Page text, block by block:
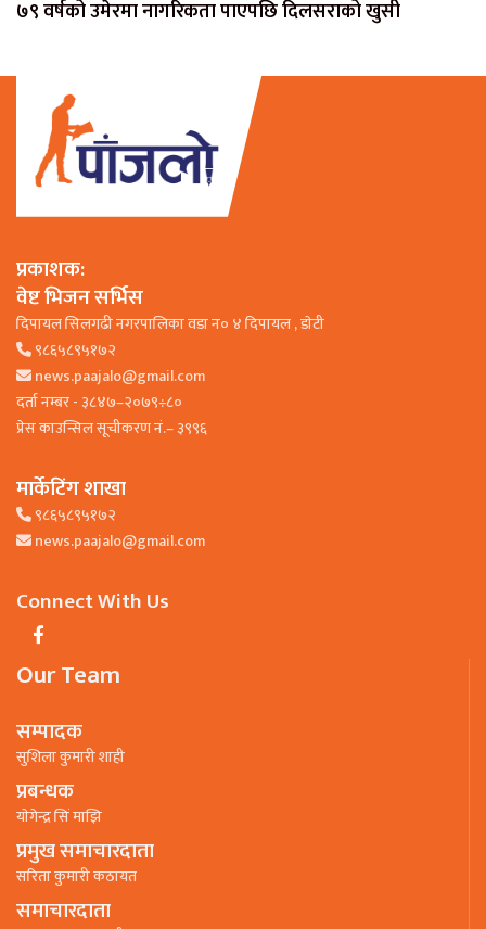
७९ वर्षको उमेरमा नागरिकता पाएपछि दिलसराको खुसी
प्रकाशक:
वेष्ट भिजन सर्भिस
दिपायल सिलगढी नगरपालिका वडा न० ४ दिपायल , डाेटी
९८६५८९५१७२
news.paajalo@gmail.com
दर्ता नम्बर - ३८४७–२०७९÷८०
प्रेस काउन्सिल सूचीकरण नं.– ३९९६
मार्केटिंग शाखा
९८६५८९५१७२
news.paajalo@gmail.com
Connect With Us
Our Team
सम्पादक
सुशिला कुमारी शाही
प्रबन्धक
याेगेन्द्र सिं माझि
प्रमुख समाचारदाता
सरिता कुमारी कठायत
समाचारदाता